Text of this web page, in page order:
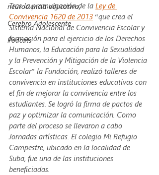
neurociencia educativa,
Cerebro Adolescente
Podcats
Tras la promulgación de la Ley de
Convivencia 1620 de 2013 “que crea el
Sistema Nacional de Convivencia Escolar y
formación para el ejercicio de los Derechos
Humanos, la Educación para la Sexualidad
y la Prevención y Mitigación de la Violencia
Escolar” la Fundación, realizó talleres de
convivencia en instituciones educativas con
el fin de mejorar la convivencia entre los
estudiantes. Se logró la firma de pactos de
paz y optimizar la comunicación. Como
parte del proceso se llevaron a cabo
Jornadas artísticas. El colegio Mi Refugio
Campestre, ubicado en la localidad de
Suba, fue una de las instituciones
beneficiadas.